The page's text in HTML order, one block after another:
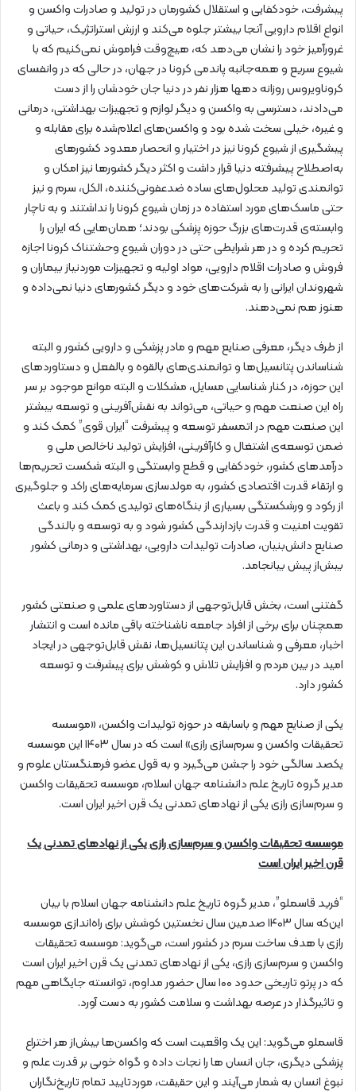
پیشرفت، خودکفایی و استقلال کشورمان در تولید و صادرات واکسن و
انواع اقلام دارویی آنجا بیشتر جلوه می‌کند و ارزش استراتژیک، حیاتی و
غرورآمیز خود را نشان می‌دهد که، هیچ‌وقت فراموش نمی‌کنیم که با
شیوع سریع و همه‌جانبه پاندمی کرونا در جهان، در حالی که در وانفسای
کروناویروس روزانه دهها هزار نفر در دنیا جان خودشان را از دست
می‌دادند، دسترسی به واکسن و دیگر لوازم و تجهیزات بهداشتی، درمانی
و غیره، خیلی سخت شده بود و واکسن‌های اعلام‌شده برای مقابله و
پیشگیری از شیوع کرونا نیز در اختیار و انحصار معدود کشورهای
به‌اصطلاح پیشرفته دنیا قرار داشت و اکثر دیگر کشورها نیز امکان و
توانمندی تولید محلول‌های ساده ضدعفونی‌کننده، الکل، سرم و نیز
حتی ماسک‌های مورد استفاده در زمان شیوع کرونا را نداشتند و به ناچار
وابسته‌ی قدرت‌های بزرگ حوزه پزشکی بودند؛ همان‌هایی که ایران را
تحریم کرده و در هر شرایطی حتی در دوران شیوع وحشتناک کرونا اجازه
فروش و صادرات اقلام دارویی، مواد اولیه و تجهیزات موردنیاز بیماران و
شهروندان ایرانی را به شرکت‌های خود و دیگر کشورهای دنیا نمی‌داده و
هنوز هم نمی‌دهند.
از طرف دیگر، معرفی صنایع مهم و مادر پزشکی و دارویی کشور و البته
شناساندن پتانسیل‌ها و توانمندی‌های بالقوه و بالفعل و دستاوردهای
این حوزه، در کنار شناسایی مسایل، مشکلات و البته موانع موجود بر سر
راه این صنعت مهم و حیاتی، می‌تواند به نقش‌آفرینی و توسعه بیشتر
این صنعت مهم در اتمسفر توسعه و پیشرفت “ایران قوی” کمک کند و
ضمن توسعه‌ی اشتغال و کارآفرینی، افزایش تولید ناخالص ملی و
درآمدهای کشور، خودکفایی و قطع وابستگی و البته شکست تحریم‌ها
و ارتقاء قدرت اقتصادی کشور، به مولدسازی سرمایه‌های راکد و جلوگیری
از رکود و ورشکستگی بسیاری از بنگاه‌های تولیدی کمک کند و باعث
تقویت امنیت و قدرت بازدارندگی کشور شود و به توسعه و بالندگی
صنایع دانش‌بنیان، صادرات تولیدات دارویی، بهداشتی و درمانی کشور
بیش‌از پیش بیانجامد.
گفتنی است، بخش قابل‌توجهی از دستاوردهای علمی و صنعتی کشور
همچنان برای برخی از افراد جامعه ناشناخته باقی مانده است و انتشار
اخبار، معرفی و شناساندن این پتانسیل‌ها، نقش قابل‌توجهی در ایجاد
امید در بین مردم و افزایش تلاش‌ و کوشش برای پیشرفت و توسعه
کشور دارد.
یکی از صنایع مهم و باسابقه در حوزه تولیدات واکسن، «موسسه
تحقیقات واکسن و سرم‌سازی رازی» است که در سال ۱۴۰۳ این موسسه
یکصد سالگی خود را جشن می‌گیرد و به قول عضو فرهنگستان علوم و
مدیر گروه تاریخ علم دانشنامه جهان اسلام، موسسه تحقیقات واکسن
و سرم‌سازی رازی یکی از نهادهای تمدنی یک قرن اخیر ایران است.
موسسه تحقیقات واکسن و سرم‌سازی رازی یکی از نهادهای تمدنی یک
قرن اخیر ایران است
“فرید قاسملو”، مدیر گروه تاریخ علم دانشنامه جهان اسلام با بیان
این‌که سال ۱۴۰۳ صدمین سال نخستین کوشش برای راه‌اندازی موسسه
رازی با هدف ساخت سرم در کشور است، می‌گوید: موسسه تحقیقات
واکسن و سرم‌سازی رازی، یکی از نهادهای تمدنی یک قرن اخیر ایران است
که در پرتو تاریخی حدود ۱۰۰ سال حضور مداوم، توانسته جایگاهی مهم
و تاثیرگذار در عرصه بهداشت و سلامت کشور به دست آورد.
قاسملو می‌گوید: این یک واقعیت است که واکسن‌ها بیش‌از هر اختراع
پزشکی دیگری، جان انسان ها را نجات داده و گواه خوبی بر قدرت علم و
نبوغ انسان به شمار می‌آیند و این حقیقت، موردتایید تمام تاریخ‌نگاران